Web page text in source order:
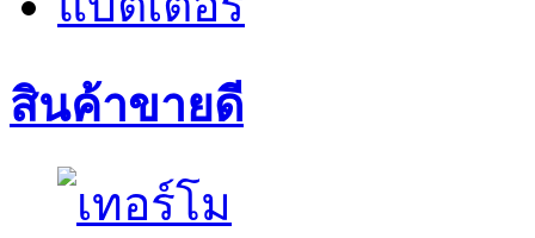
สินค้าขายดี